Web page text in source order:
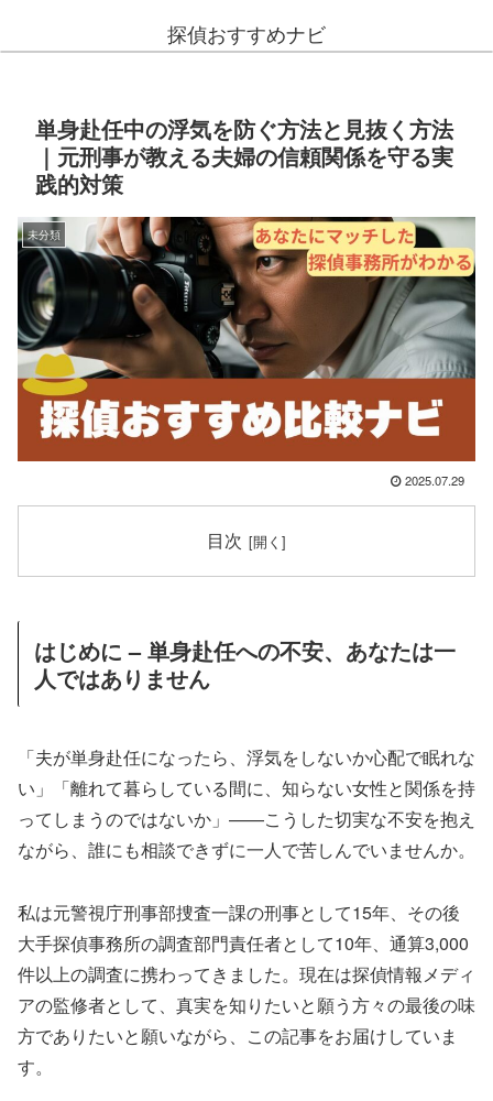
探偵おすすめナビ
単身赴任中の浮気を防ぐ方法と見抜く方法
｜元刑事が教える夫婦の信頼関係を守る実
践的対策
未分類
2025.07.29
目次
はじめに – 単身赴任への不安、あなたは一
人ではありません
「夫が単身赴任になったら、浮気をしないか心配で眠れな
い」「離れて暮らしている間に、知らない女性と関係を持
ってしまうのではないか」——こうした切実な不安を抱え
ながら、誰にも相談できずに一人で苦しんでいませんか。
私は元警視庁刑事部捜査一課の刑事として15年、その後
大手探偵事務所の調査部門責任者として10年、通算3,000
件以上の調査に携わってきました。現在は探偵情報メディ
アの監修者として、真実を知りたいと願う方々の最後の味
方でありたいと願いながら、この記事をお届けしていま
す。